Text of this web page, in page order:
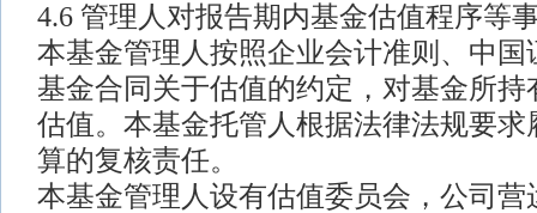
4.6 管理人对报告期内基金估值程序等
本基金管理人按照企业会计准则、中国
基金合同关于估值的约定，对基金所持
估值。本基金托管人根据法律法规要求
算的复核责任。
本基金管理人设有估值委员会，公司营